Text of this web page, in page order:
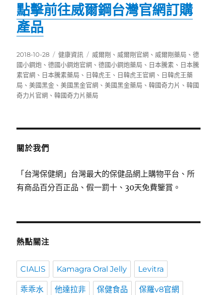
點擊前往威爾鋼台灣官網訂購
產品
發
佈
日
期:
2018-10-28
分
類
健康資訊
標
籤
威爾剛 、 威爾剛官網 、 威爾剛藥局 、德
國小鋼炮 、德國小鋼炮官網 、德國小鋼炮藥局 、 日本騰素 、 日本騰
素官網 、 日本騰素藥局 、 日韓虎王 、 日韓虎王官網 、 日韓虎王藥
局 、美國黑金 、美國黑金官網 、美國黑金藥局 、韓國奇力片 、韓國
奇力片官網 、韓國奇力片藥局
關於我們
「台灣保健網」台灣最大的保健品網上購物平台、所
有商品百分百正品、假一罰十、30天免費鑒賞。
熱點關注
CIALIS Kamagra Oral Jelly Levitra
乖乖水 他達拉非 保健食品 保羅v8官網